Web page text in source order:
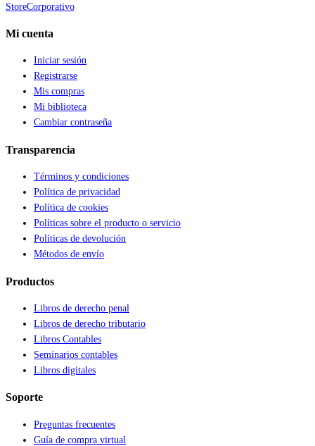
StoreCorporativo
Mi cuenta
Iniciar sesión
Registrarse
Mis compras
Mi biblioteca
Cambiar contraseña
Transparencia
Términos y condiciones
Política de privacidad
Política de cookies
Políticas sobre el producto o servicio
Políticas de devolución
Métodos de envío
Productos
Libros de derecho penal
Libros de derecho tributario
Libros Contables
Seminarios contables
Libros digitales
Soporte
Preguntas frecuentes
Guía de compra virtual